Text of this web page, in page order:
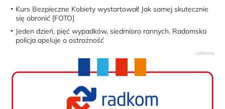
Kurs Bezpieczne Kobiety wystartował! Jak samej skutecznie
się obronić [FOTO]
Jeden dzień, pięć wypadków, siedmioro rannych. Radomska
policja apeluje o ostrożność